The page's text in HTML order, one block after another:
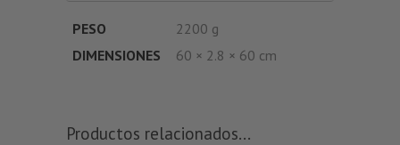
PESO
2200 g
DIMENSIONES
60 × 2.8 × 60 cm
Productos relacionados...